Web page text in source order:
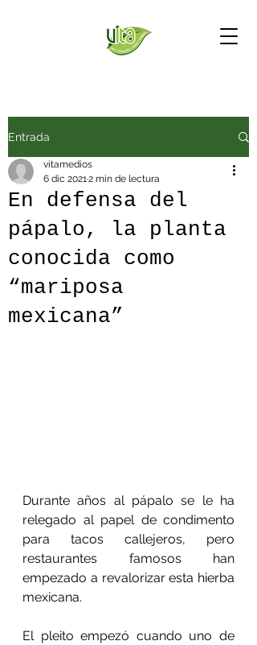
Entrada
En defensa del
pápalo, la planta
conocida como
“mariposa
mexicana”
vitamedios
6 dic 20212 min de lectura
Durante años al pápalo se le ha
relegado al papel de condimento
para tacos callejeros, pero
restaurantes famosos han
empezado a revalorizar esta hierba
mexicana.
El pleito empezó cuando uno de